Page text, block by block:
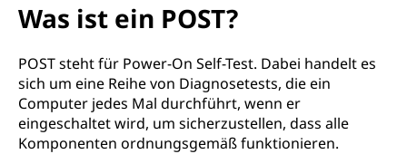
Was ist ein POST?
POST steht für Power-On Self-Test. Dabei handelt es
sich um eine Reihe von Diagnosetests, die ein
Computer jedes Mal durchführt, wenn er
eingeschaltet wird, um sicherzustellen, dass alle
Komponenten ordnungsgemäß funktionieren.